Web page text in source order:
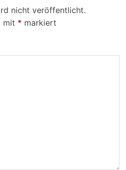
nicht veröffentlicht.
mit * markiert